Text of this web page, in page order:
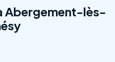
Abergement-lès-